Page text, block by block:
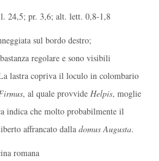
24,5; pr. 3,6; alt. lett. 0,8-1,8
sul bordo destro;
regolare e sono visibili
lastra copriva il loculo in colombario
, al quale provvide Helpis, moglie
indica che molto probabilmente il
affrancato dalla domus Augusta.
romana